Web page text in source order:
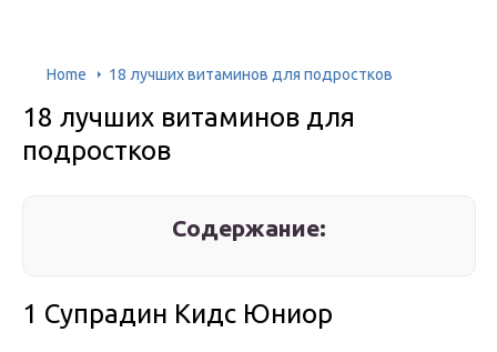
Home 18 лучших витаминов для подростков
18 лучших витаминов для
подростков
Содержание:
1 Супрадин Кидс Юниор